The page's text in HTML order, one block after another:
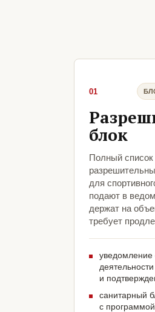
01
блок
Полный список
для
подают в
держат на
требует
уведомление
деятельности
и
санитарный
с программой